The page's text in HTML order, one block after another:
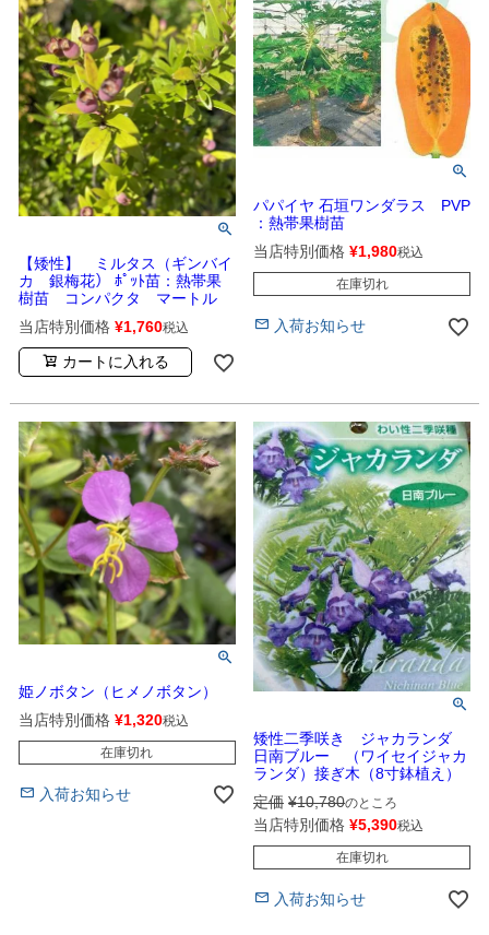
【矮性】 ミルタス（ギンバイ
カ 銀梅花） ﾎﾟｯﾄ苗：熱帯果
樹苗 コンパクタ マートル
当店特別価格 ¥1,760税込
カートに入れる
パパイヤ 石垣ワンダラス PVP
：熱帯果樹苗
当店特別価格 ¥1,980税込
在庫切れ
入荷お知らせ
姫ノボタン（ヒメノボタン）
当店特別価格 ¥1,320税込
在庫切れ
入荷お知らせ
矮性二季咲き ジャカランダ
日南ブルー （ワイセイジャカ
ランダ）接ぎ木（8寸鉢植え）
定価 ¥10,780のところ
当店特別価格 ¥5,390税込
在庫切れ
入荷お知らせ